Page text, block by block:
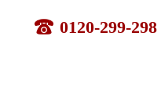
0120-299-298